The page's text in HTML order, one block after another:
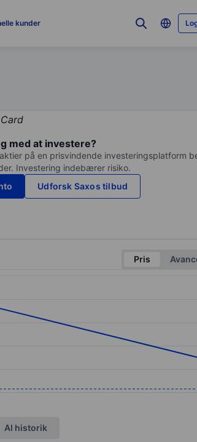
kunder
med at investere?
på en prisvindende investeringsplatform
Investering indebærer risiko.
Udforsk Saxos tilbud
Pris
Al historik